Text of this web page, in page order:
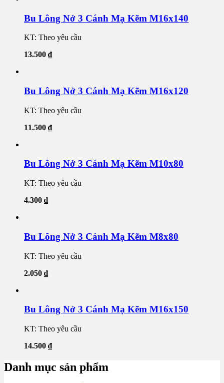
Bu Lông Nở 3 Cánh Mạ Kẽm M16x140
KT: Theo yêu cầu
13.500 ₫
Bu Lông Nở 3 Cánh Mạ Kẽm M16x120
KT: Theo yêu cầu
11.500 ₫
Bu Lông Nở 3 Cánh Mạ Kẽm M10x80
KT: Theo yêu cầu
4.300 ₫
Bu Lông Nở 3 Cánh Mạ Kẽm M8x80
KT: Theo yêu cầu
2.050 ₫
Bu Lông Nở 3 Cánh Mạ Kẽm M16x150
KT: Theo yêu cầu
14.500 ₫
Danh mục sản phẩm